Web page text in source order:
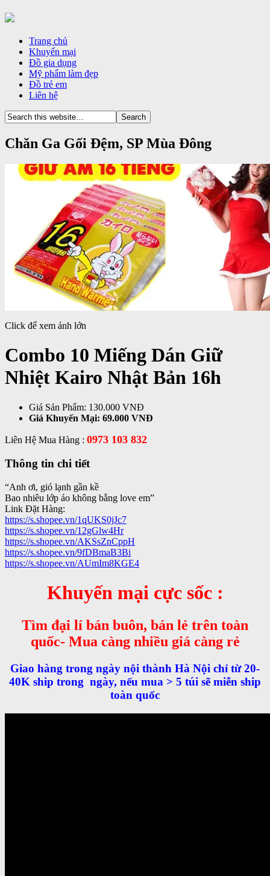
Trang chủ
Khuyến mại
Đồ gia dụng
Mỹ phẩm làm đẹp
Đồ trẻ em
Liên hệ
Chăn Ga Gối Đệm, SP Mùa Đông
Click để xem ảnh lớn
Combo 10 Miếng Dán Giữ
Nhiệt Kairo Nhật Bản 16h
Giá Sản Phẩm: 130.000 VNĐ
Giá Khuyến Mại: 69.000 VNĐ
Liên Hệ Mua Hàng : 0973 103 832
Thông tin chi tiết
“Anh ơi, gió lạnh gần kề
Bao nhiêu lớp áo không bằng love em”
Link Đặt Hàng:
https://s.shopee.vn/1qUKS0jJc7
https://s.shopee.vn/12gGlw4Hr
https://s.shopee.vn/AKSsZnCppH
https://s.shopee.vn/9fDBmaB3Bi
https://s.shopee.vn/AUmIm8KGE4
Khuyến mại cực sốc :
Tìm đại lí bán buôn, bán lẻ trên toàn
quốc- Mua càng nhiều giá càng rẻ
Giao hàng trong ngày nội thành Hà Nội chỉ từ 20-
40K ship trong ngày, nếu mua > 5 túi sẽ miễn ship
toàn quốc